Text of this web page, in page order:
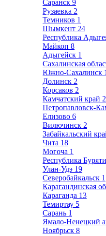
Саранск 9
Рузаевка 2
Темников 1
Шымкент 24
Республика
Майкоп 8
Адыгейск 1
Сахалинская
Южно-Сахалинск
Долинск 2
Корсаков 2
Камчатский край
Петропавловск-
Елизово 6
Вилючинск 2
Забайкальский
Чита 18
Могоча 1
Республика
Улан-Удэ 19
Северобайкальск 1
Карагандинская
Караганда 13
Темиртау 5
Сарань 1
Ямало-Ненецкий
Ноябрьск 8